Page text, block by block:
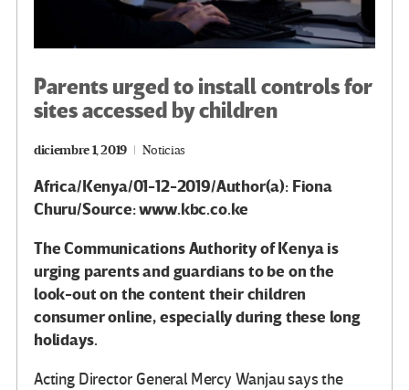
Parents urged to install controls for
sites accessed by children
diciembre 1, 2019 Noticias
Africa/Kenya/01-12-2019/Author(a): Fiona
Churu/Source: www.kbc.co.ke
The Communications Authority of Kenya is
urging parents and guardians to be on the
look-out on the content their children
consumer online, especially during these long
holidays.
Acting Director General Mercy Wanjau says the